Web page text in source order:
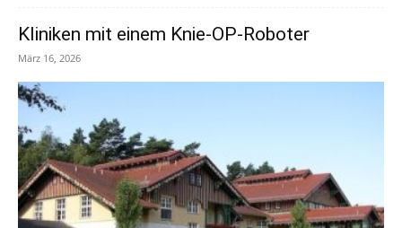
Kliniken mit einem Knie-OP-Roboter
März 16, 2026